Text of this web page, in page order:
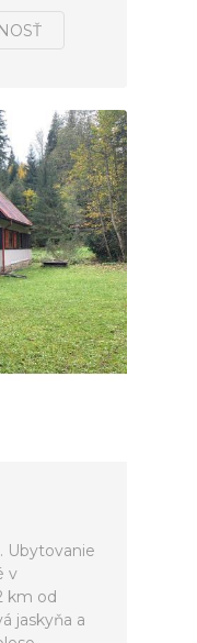
Ubytovanie
v
km od
jaskyňa a